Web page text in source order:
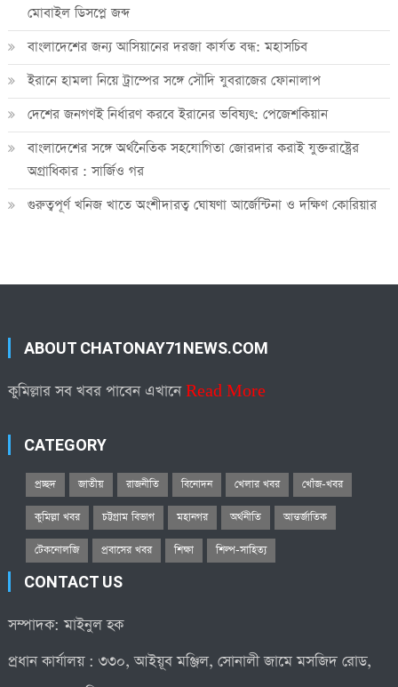
মোবাইল ডিসপ্লে জব্দ
বাংলাদেশের জন্য আসিয়ানের দরজা কার্যত বন্ধ: মহাসচিব
ইরানে হামলা নিয়ে ট্রাম্পের সঙ্গে সৌদি যুবরাজের ফোনালাপ
দেশের জনগণই নির্ধারণ করবে ইরানের ভবিষ্যৎ: পেজেশকিয়ান
বাংলাদেশের সঙ্গে অর্থনৈতিক সহযোগিতা জোরদার করাই যুক্তরাষ্ট্রের
অগ্রাধিকার : সার্জিও গর
গুরুত্বপূর্ণ খনিজ খাতে অংশীদারত্ব ঘোষণা আর্জেন্টিনা ও দক্ষিণ কোরিয়ার
ABOUT CHATONAY71NEWS.COM
কুমিল্লার সব খবর পাবেন এখানেRead More
CATEGORY
প্রচ্ছদ জাতীয় রাজনীতি বিনোদন খেলার খবর খোঁজ-খবর
কুমিল্লা খবর চট্টগ্রাম বিভাগ মহানগর অর্থনীতি আন্তর্জাতিক
টেকনোলজি প্রবাসের খবর শিক্ষা শিল্প-সাহিত্য
CONTACT US
সম্পাদক: মাইনুল হক
প্রধান কার্যালয় : ৩৩০, আইয়ূব মঞ্জিল, সোনালী জামে মসজিদ রোড,